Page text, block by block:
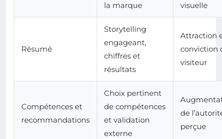
la marque
visuelle
Résumé
Storytelling
engageant,
chiffres et
résultats
Attraction
conviction
visiteur
Compétences et
recommandations
Choix pertinent
de compétences
et validation
externe
de
perçue